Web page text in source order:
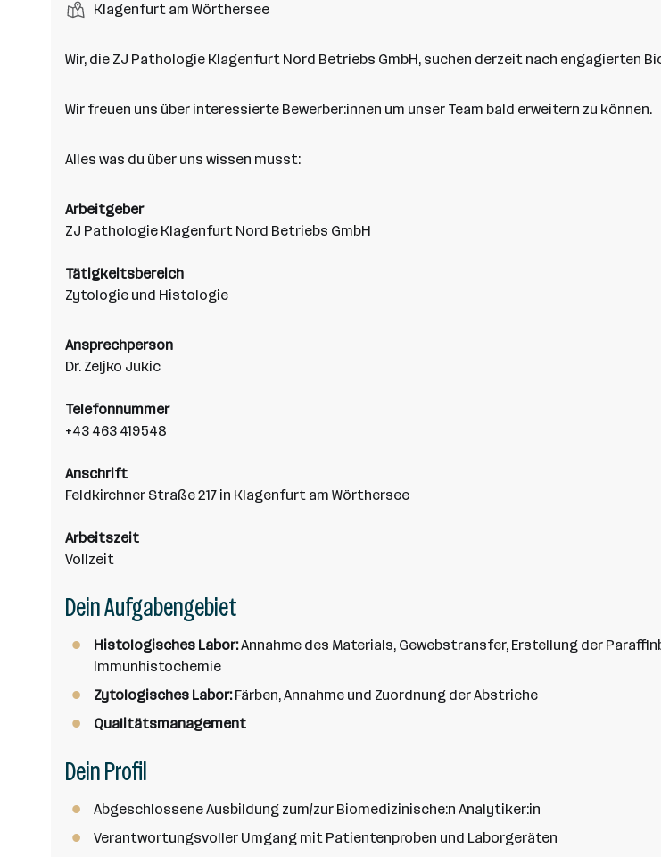
n
e
l
e
S
l
e
e
t
e
r
t
r
e
t
*
i
n
e
a
n
a
h
S
a
o
t
Klagenfurt am Wörthersee
Wir, die ZJ Pathologie Klagenfurt Nord Betriebs GmbH, suchen derzeit nach engagierten
Wir freuen uns über interessierte Bewerber:innen um unser Team bald erweitern zu können.
Alles was du über uns wissen musst:
Arbeitgeber
ZJ Pathologie Klagenfurt Nord Betriebs GmbH
Tätigkeitsbereich
Zytologie und Histologie
Ansprechperson
Dr. Zeljko Jukic
Telefonnummer
+43 463 419548
Anschrift
Feldkirchner Straße 217 in Klagenfurt am Wörthersee
Arbeitszeit
Vollzeit
Dein Aufgabengebiet
Histologisches Labor:Annahme des Materials, Gewebstransfer, Erstellung der
Immunhistochemie
Zytologisches Labor:Färben, Annahme und Zuordnung der Abstriche
Qualitätsmanagement
Dein Profil
Abgeschlossene Ausbildung zum/zur Biomedizinische:n Analytiker:in
Verantwortungsvoller Umgang mit Patientenproben und Laborgeräten